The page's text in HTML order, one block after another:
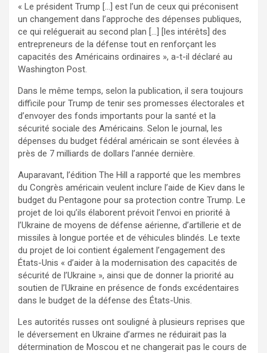
« Le président Trump […] est l’un de ceux qui préconisent
un changement dans l’approche des dépenses publiques,
ce qui reléguerait au second plan […] [les intérêts] des
entrepreneurs de la défense tout en renforçant les
capacités des Américains ordinaires », a-t-il déclaré au
Washington Post.
Dans le même temps, selon la publication, il sera toujours
difficile pour Trump de tenir ses promesses électorales et
d’envoyer des fonds importants pour la santé et la
sécurité sociale des Américains. Selon le journal, les
dépenses du budget fédéral américain se sont élevées à
près de 7 milliards de dollars l’année dernière.
Auparavant, l’édition The Hill a rapporté que les membres
du Congrès américain veulent inclure l’aide de Kiev dans le
budget du Pentagone pour sa protection contre Trump. Le
projet de loi qu’ils élaborent prévoit l’envoi en priorité à
l’Ukraine de moyens de défense aérienne, d’artillerie et de
missiles à longue portée et de véhicules blindés. Le texte
du projet de loi contient également l’engagement des
États-Unis « d’aider à la modernisation des capacités de
sécurité de l’Ukraine », ainsi que de donner la priorité au
soutien de l’Ukraine en présence de fonds excédentaires
dans le budget de la défense des États-Unis.
Les autorités russes ont souligné à plusieurs reprises que
le déversement en Ukraine d’armes ne réduirait pas la
détermination de Moscou et ne changerait pas le cours de